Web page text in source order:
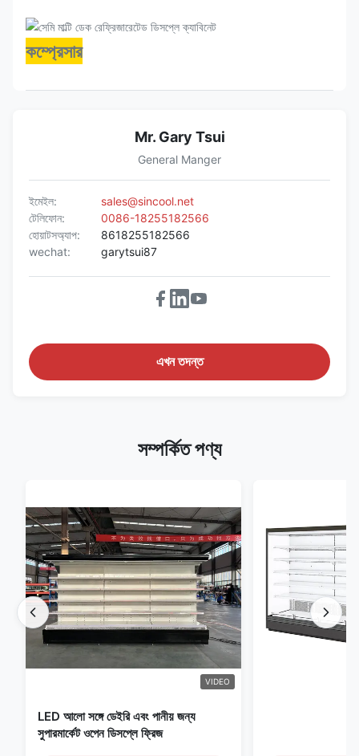
কম্প্রেসার
Mr. Gary Tsui
General Manger
ইমেইল:
sales@sincool.net
টেলিফোন:
0086-18255182566
হোয়াটসঅ্যাপ:
8618255182566
wechat:
garytsui87
এখন তদন্ত
সম্পর্কিত পণ্য
VIDEO
LED আলো সঙ্গে ডেইরি এবং পানীয় জন্য
সুপারমার্কেট ওপেন ডিসপ্লে ফ্রিজ